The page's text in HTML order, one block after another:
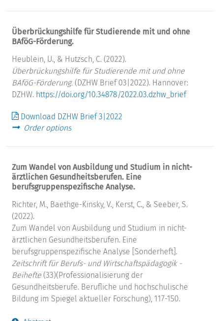
Überbrückungshilfe für Studierende mit und ohne
BAföG-Förderung.
Heublein, U., & Hutzsch, C. (2022).
Überbrückungshilfe für Studierende mit und ohne
BAföG-Förderung. (DZHW Brief 03|2022). Hannover:
DZHW. https://doi.org/10.34878/2022.03.dzhw_brief
Download DZHW Brief 3|2022
Order options
Zum Wandel von Ausbildung und Studium in nicht-
ärztlichen Gesundheitsberufen. Eine
berufsgruppenspezifische Analyse.
Richter, M., Baethge-Kinsky, V., Kerst, C., & Seeber, S.
(2022).
Zum Wandel von Ausbildung und Studium in nicht-
ärztlichen Gesundheitsberufen. Eine
berufsgruppenspezifische Analyse [Sonderheft].
Zeitschrift für Berufs- und Wirtschaftspädagogik -
Beihefte (33)(Professionalisierung der
Gesundheitsberufe. Berufliche und hochschulische
Bildung im Spiegel aktueller Forschung), 117-150.